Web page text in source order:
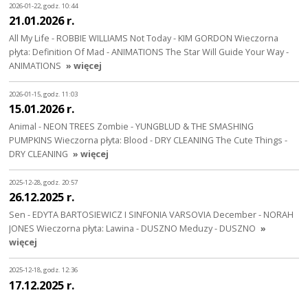
2026-01-22, godz. 10:44
21.01.2026 r.
All My Life - ROBBIE WILLIAMS Not Today - KIM GORDON Wieczorna
płyta: Definition Of Mad - ANIMATIONS The Star Will Guide Your Way -
ANIMATIONS » więcej
2026-01-15, godz. 11:03
15.01.2026 r.
Animal - NEON TREES Zombie - YUNGBLUD & THE SMASHING
PUMPKINS Wieczorna płyta: Blood - DRY CLEANING The Cute Things -
DRY CLEANING » więcej
2025-12-28, godz. 20:57
26.12.2025 r.
Sen - EDYTA BARTOSIEWICZ I SINFONIA VARSOVIA December - NORAH
JONES Wieczorna płyta: Lawina - DUSZNO Meduzy - DUSZNO »
więcej
2025-12-18, godz. 12:36
17.12.2025 r.